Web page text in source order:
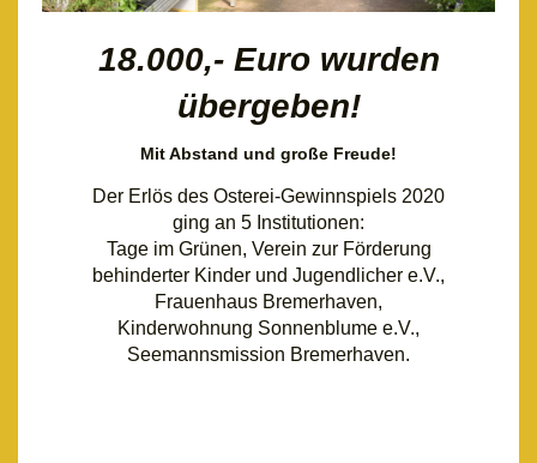
18.000,- Euro wurden
übergeben!
Mit Abstand und große Freude!
Der Erlös des Osterei-Gewinnspiels 2020
ging an 5 Institutionen:
Tage im Grünen, Verein zur Förderung
behinderter Kinder und Jugendlicher e.V.,
Frauenhaus Bremerhaven,
Kinderwohnung Sonnenblume e.V.,
Seemannsmission Bremerhaven.